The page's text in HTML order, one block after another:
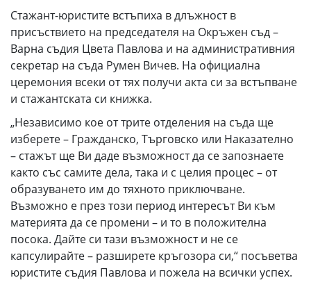
Стажант-юристите встъпиха в длъжност в
присъствието на председателя на Окръжен съд –
Варна съдия Цвета Павлова и на административния
секретар на съда Румен Вичев. На официална
церемония всеки от тях получи акта си за встъпване
и стажантската си книжка.
„Независимо кое от трите отделения на съда ще
изберете – Гражданско, Търговско или Наказателно
– стажът ще Ви даде възможност да се запознаете
както със самите дела, така и с целия процес – от
образуването им до тяхното приключване.
Възможно е през този период интересът Ви към
материята да се промени – и то в положителна
посока. Дайте си тази възможност и не се
капсулирайте – разширете кръгозора си,“ посъветва
юристите съдия Павлова и пожела на всички успех.